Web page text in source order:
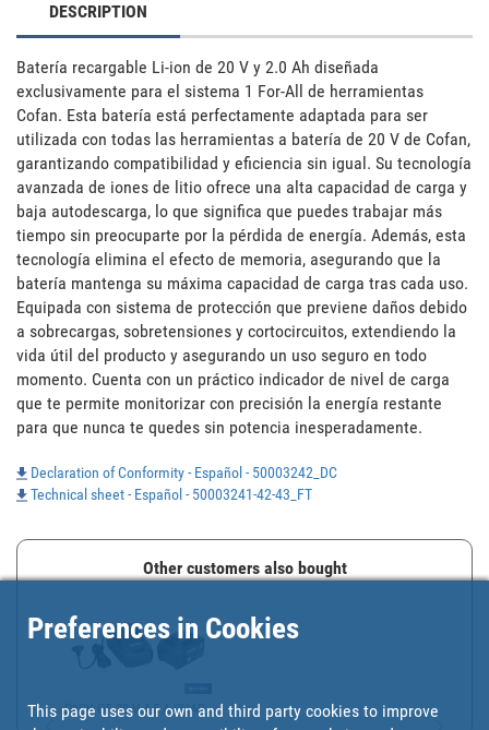
DESCRIPTION
Batería recargable Li-ion de 20 V y 2.0 Ah diseñada
exclusivamente para el sistema 1 For-All de herramientas
Cofan. Esta batería está perfectamente adaptada para ser
utilizada con todas las herramientas a batería de 20 V de Cofan,
garantizando compatibilidad y eficiencia sin igual. Su tecnología
avanzada de iones de litio ofrece una alta capacidad de carga y
baja autodescarga, lo que significa que puedes trabajar más
tiempo sin preocuparte por la pérdida de energía. Además, esta
tecnología elimina el efecto de memoria, asegurando que la
batería mantenga su máxima capacidad de carga tras cada uso.
Equipada con sistema de protección que previene daños debido
a sobrecargas, sobretensiones y cortocircuitos, extendiendo la
vida útil del producto y asegurando un uso seguro en todo
momento. Cuenta con un práctico indicador de nivel de carga
que te permite monitorizar con precisión la energía restante
para que nunca te quedes sin potencia inesperadamente.
Declaration of Conformity - Español - 50003242_DC
Technical sheet - Español - 50003241-42-43_FT
Other customers also bought
PACK OF 20 V 4.5 A CHAR...
Preferences in Cookies
This page uses our own and third party cookies to improve